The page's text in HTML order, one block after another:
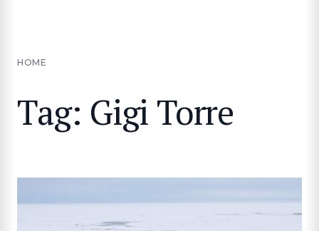
HOME
Tag: Gigi Torre